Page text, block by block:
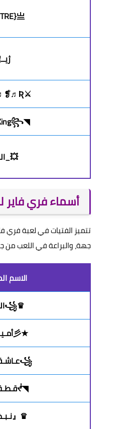
亗
ژيــ亗ـرو Ꮲ•Ꮯ
⚔️ℌ𝔲𝔫𝔱𝔢𝔯 ༒ ន♬❡♬Ʀ⚔️
◥꧁Shadow King꧂◤
أسماء فري فاير
تتميز الفتيات في لعبة فري
جهة، والبراعة في اللعب
الاسم
♛꧁الـمـلـكـة꧂♛
★彡أمـيـرة الـظـلام彡★
꧁عـاشـقـة الـتـحـدي꧂
◥ᖫقـطـة فـري فـايـرᖭ◤
♛『